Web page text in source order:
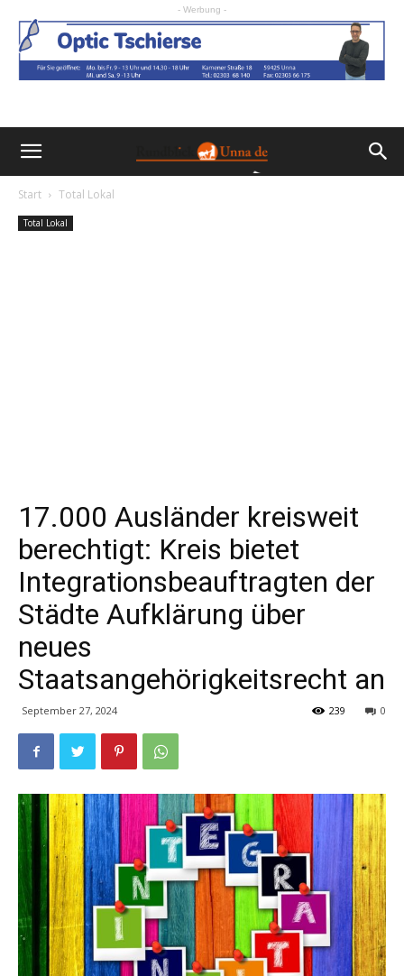
- Werbung -
Start Total Lokal
Total Lokal
17.000 Ausländer kreisweit
berechtigt: Kreis bietet
Integrationsbeauftragten der
Städte Aufklärung über
neues
Staatsangehörigkeitsrecht an
September 27, 2024 0
239